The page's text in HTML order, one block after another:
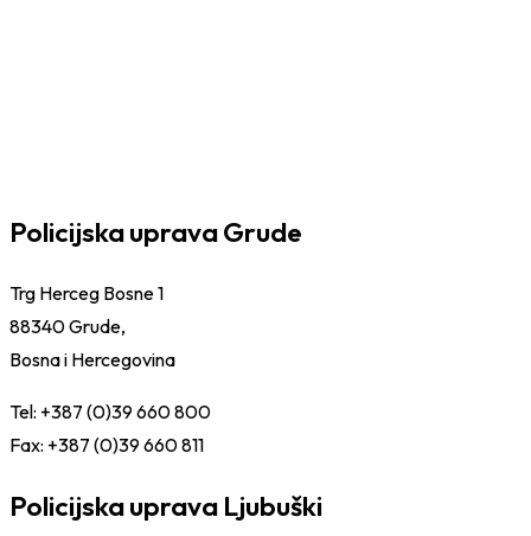
Policijska uprava Grude
Trg Herceg Bosne 1
88340 Grude,
Bosna i Hercegovina
Tel: +387 (0)39 660 800
Fax: +387 (0)39 660 811
Policijska uprava Ljubuški